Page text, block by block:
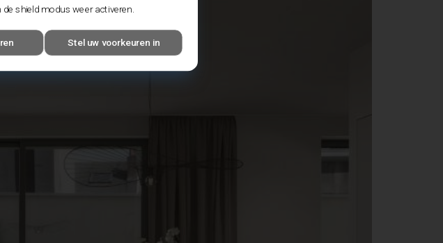
shield modus weer activeren.
Stel uw voorkeuren in